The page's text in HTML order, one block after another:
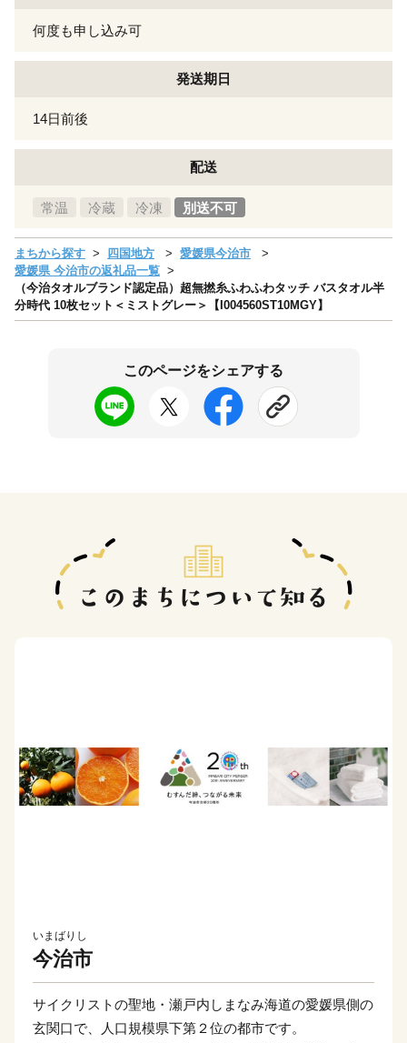
何度も申し込み可
発送期日
14日前後
配送
常温 冷蔵 冷凍 別送不可
まちから探す 四国地方
愛媛県今治市
愛媛県 今治市の返礼品一覧
（今治タオルブランド認定品）超無撚糸ふわふわタッチ バスタオル半
分時代 10枚セット＜ミストグレー＞【I004560ST10MGY】
このページをシェアする
いまばりし
今治市
サイクリストの聖地・瀬戸内しまなみ海道の愛媛県側の
玄関口で、人口規模県下第２位の都市です。